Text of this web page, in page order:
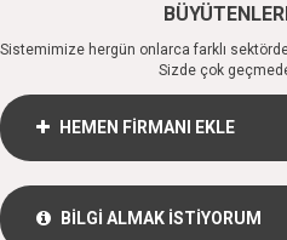
Sistemimize hergün onlarca farklı
Sizde çok
HEMEN FİRMANI EKLE
BİLGİ ALMAK İSTİYORUM